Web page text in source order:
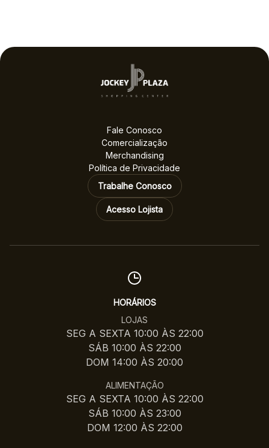
Fale Conosco
Comercialização
Merchandising
Política de Privacidade
Trabalhe Conosco
Acesso Lojista
HORÁRIOS
LOJAS
SEG A SEXTA 10:00 ÀS 22:00
SÁB 10:00 ÀS 22:00
DOM 14:00 ÀS 20:00
ALIMENTAÇÃO
SEG A SEXTA 10:00 ÀS 22:00
SÁB 10:00 ÀS 23:00
DOM 12:00 ÀS 22:00